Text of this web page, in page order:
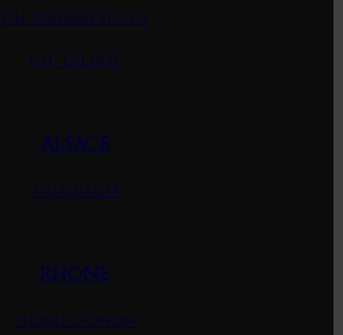
Ch. Rauzan Segla
Ch. Talbot
ALSACE
Trimbach
RHONE
Pierre Gonon